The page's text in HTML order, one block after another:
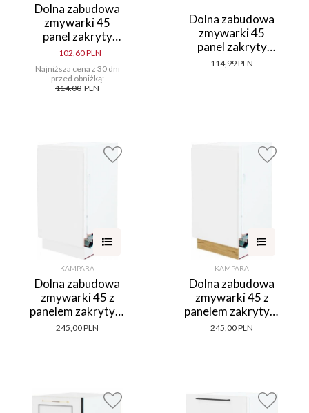
Dolna zabudowa
zmywarki 45
panel zakryty
Monia (dąb Soma
ciemny)
102,60 PLN
Najniższa cena z 30 dni
przed obniżką:
114.00 PLN
Dolna zabudowa
zmywarki 45
panel zakryty
Monia (szary)
114,99 PLN
KAMPARA
Dolna zabudowa
zmywarki 45 z
panelem zakrytym
Kampara (Biały
245,00 PLN
KAMPARA
Dolna zabudowa
zmywarki 45 z
panelem zakrytym
Kampara (Biały
245,00 PLN